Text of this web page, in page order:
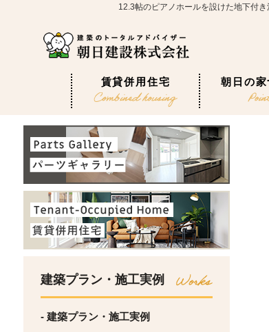
12.3帖のピアノホールを設けた地下付
賃貸併用住宅 朝日の家
建築プラン・施工実例
- 建築プラン・施工実例